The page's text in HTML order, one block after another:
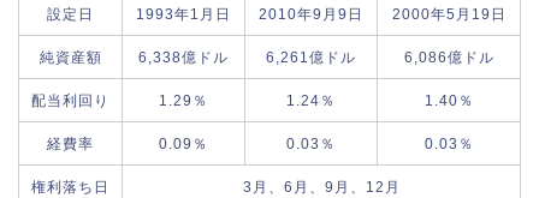
設定日 1993年1月日 2010年9月9日 2000年5月19日
純資産額 6,338億ドル 6,261億ドル 6,086億ドル
配当利回り 1.29％ 1.24％ 1.40％
経費率 0.09％ 0.03％ 0.03％
権利落ち日 3月、6月、9月、12月